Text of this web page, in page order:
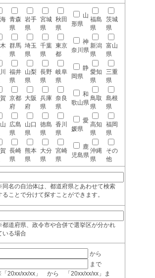
青森
県
岩手
県
宮城
県
秋田
県
山
形県
福島
県
茨城
県
群馬
県
埼玉
県
千葉
県
東京
都
神
奈川県
新潟
県
富山
県
福井
県
山梨
県
長野
県
岐阜
県
静
岡県
愛知
県
三重
県
京都
府
大阪
府
兵庫
県
奈良
県
和
歌山県
鳥取
県
島根
県
広島
県
山口
県
徳島
県
香川
県
愛
媛県
高知
県
福岡
県
長崎
県
熊本
県
大分
県
宮崎
県
鹿
児島県
沖縄
県
その
他
名の自治体は、都道府県とあわせて検索
ることで分けて探すことができます。
道府県、政令市や合併で選挙区が分かれ
いる場合
から
まで
20xx/xx/xx」 から 「20xx/xx/xx」ま